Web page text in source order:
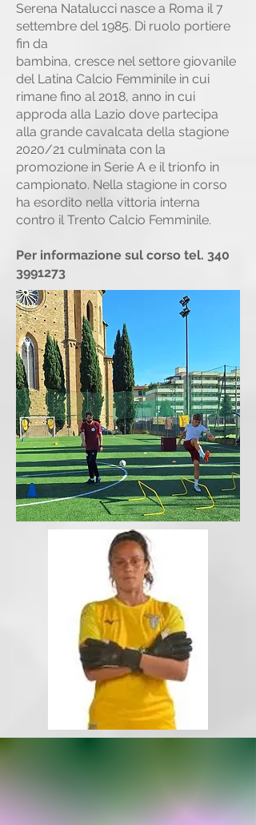
Serena Natalucci nasce a Roma il 7
settembre del 1985. Di ruolo portiere
fin da
bambina, cresce nel settore giovanile
del Latina Calcio Femminile in cui
rimane fino al 2018, anno in cui
approda alla Lazio dove partecipa
alla grande cavalcata della stagione
2020/21 culminata con la
promozione in Serie A e il trionfo in
campionato. Nella stagione in corso
ha esordito nella vittoria interna
contro il Trento Calcio Femminile.
Per informazione sul corso tel. 340
3991273